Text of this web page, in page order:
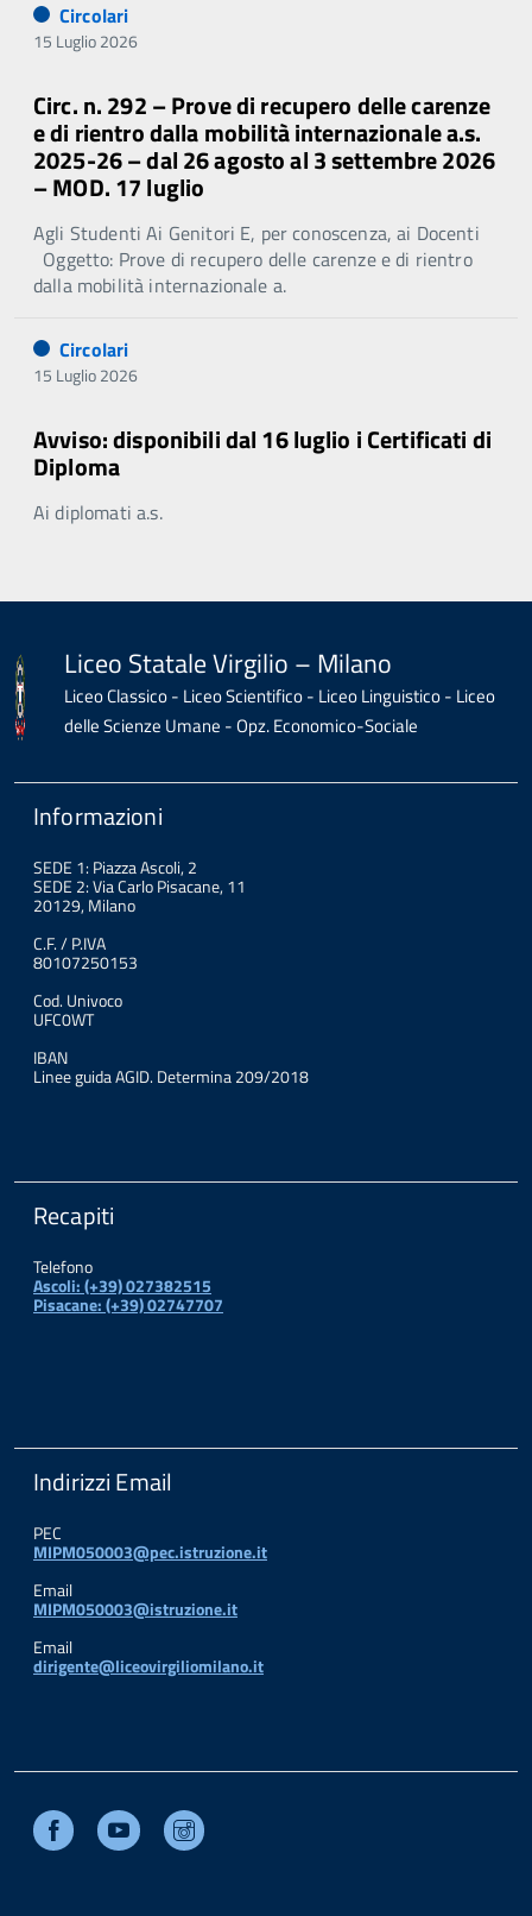
Circolari
15 Luglio 2026
Circ. n. 292 – Prove di recupero delle carenze
e di rientro dalla mobilità internazionale a.s.
2025-26 – dal 26 agosto al 3 settembre 2026
– MOD. 17 luglio
Agli Studenti Ai Genitori E, per conoscenza, ai Docenti
Oggetto: Prove di recupero delle carenze e di rientro
dalla mobilità internazionale a.
Circolari
15 Luglio 2026
Avviso: disponibili dal 16 luglio i Certificati di
Diploma
Ai diplomati a.s.
Liceo Statale Virgilio – Milano
Liceo Classico - Liceo Scientifico - Liceo Linguistico - Liceo
delle Scienze Umane - Opz. Economico-Sociale
Informazioni
SEDE 1: Piazza Ascoli, 2
SEDE 2: Via Carlo Pisacane, 11
20129, Milano
C.F. / P.IVA
80107250153
Cod. Univoco
UFC0WT
IBAN
Linee guida AGID. Determina 209/2018
Recapiti
Telefono
Ascoli: (+39) 027382515
Pisacane: (+39) 02747707
Indirizzi Email
PEC
MIPM050003@pec.istruzione.it
Email
MIPM050003@istruzione.it
Email
dirigente@liceovirgiliomilano.it
Facebook Youtube